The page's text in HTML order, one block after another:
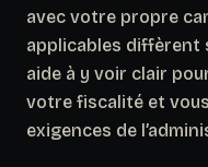
avec votre propre
applicables diffèrent
aide à y voir clair
votre fiscalité et
exigences de